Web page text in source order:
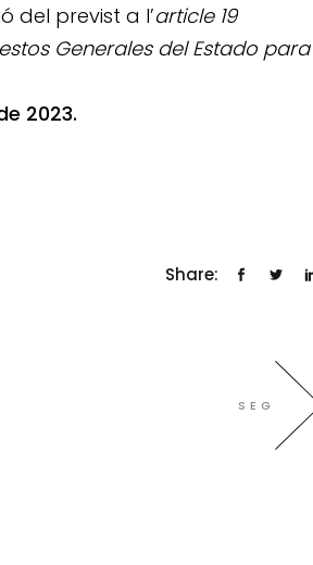
del previst a l’article 19
Generales del Estado para
2023.
Share:
SEG